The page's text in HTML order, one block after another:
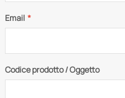
Email *
Codice prodotto / Oggetto